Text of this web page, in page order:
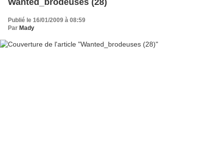
Publié le 16/01/2009 à 08:59
Par Mady